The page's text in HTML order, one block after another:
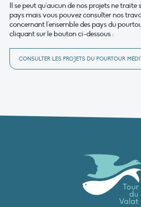
Il se peut qu'aucun de nos projets ne traite
pays mais vous pouvez consulter nos
concernant l'ensemble des pays du
cliquant sur le bouton ci-dessous :
CONSULTER LES PROJETS DU POURTOUR